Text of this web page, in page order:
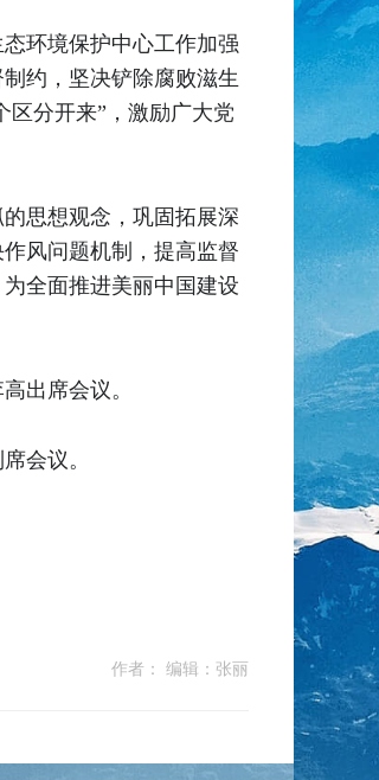
环境保护中心工作加强
约，坚决铲除腐败滋生
区分开来”，激励广大党
思想观念，巩固拓展深
风问题机制，提高监督
全面推进美丽中国建设
出席会议。
会议。
作者： 编辑：张丽